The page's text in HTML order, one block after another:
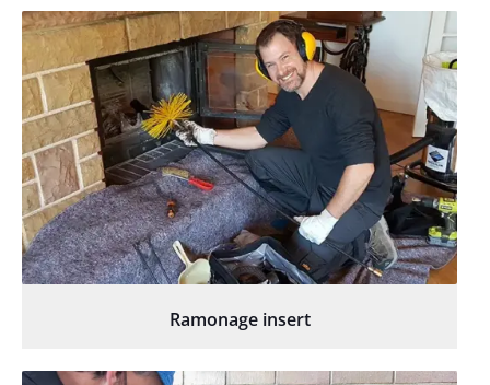
Ramonage insert